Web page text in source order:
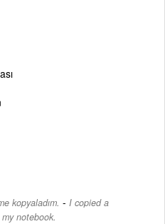
kopyaladım. - I copied a
notebook.